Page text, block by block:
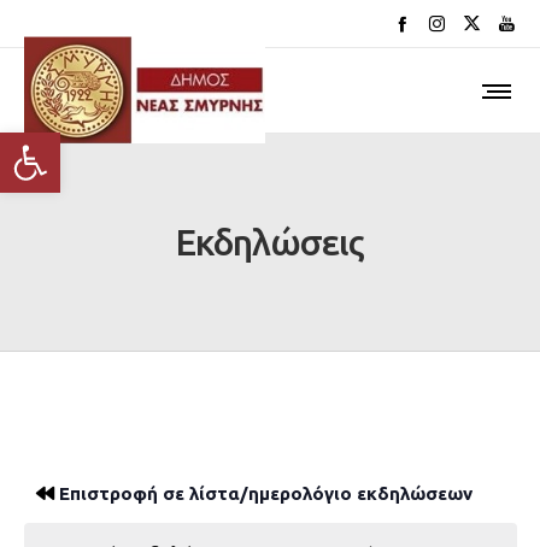
Ανοίξτε τη γραμμή εργαλείων
Εκδηλώσεις
Επιστροφή σε λίστα/ημερολόγιο εκδηλώσεων